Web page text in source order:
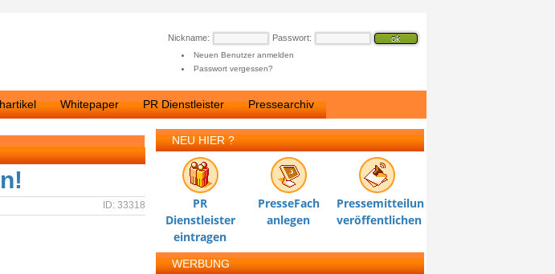
Nickname: Passwort:
Neuen Benutzer anmelden
Passwort vergessen?
Whitepaper PR Dienstleister Pressearchiv
ID: 33318
NEU HIER ?
PR
Dienstleister
eintragen
PresseFach
anlegen
Pressemitteilung
veröffentlichen
WERBUNG